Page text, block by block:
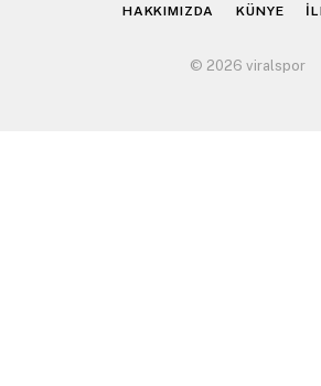
HAKKIMIZDA KÜNYE
© 2026 viralspor